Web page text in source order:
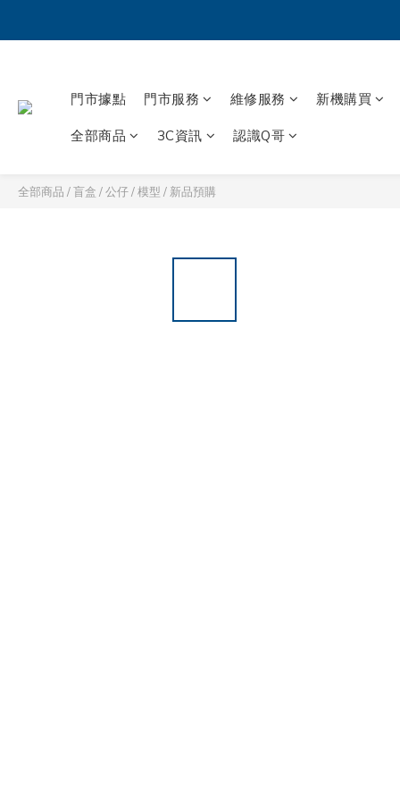
門市據點 門市服務 維修服務 新機購買
全部商品 3C資訊 認識Q哥
全部商品 /盲盒 / 公仔 / 模型 / 新品預購